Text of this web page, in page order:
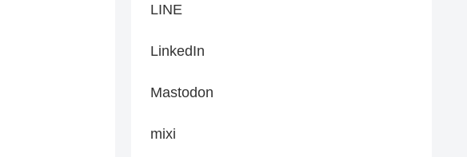
LINE
LinkedIn
Mastodon
mixi